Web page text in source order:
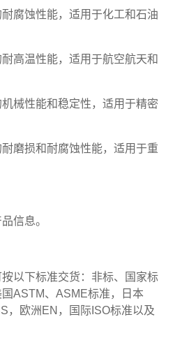
腐蚀性能，适用于化工和石油
高温性能，适用于航空航天和
械性能和稳定性，适用于精密
磨损和耐腐蚀性能，适用于重
信息。
以下标准交货：非标、国家标
ASTM、ASME标准，日本
，欧洲EN，国际ISO标准以及